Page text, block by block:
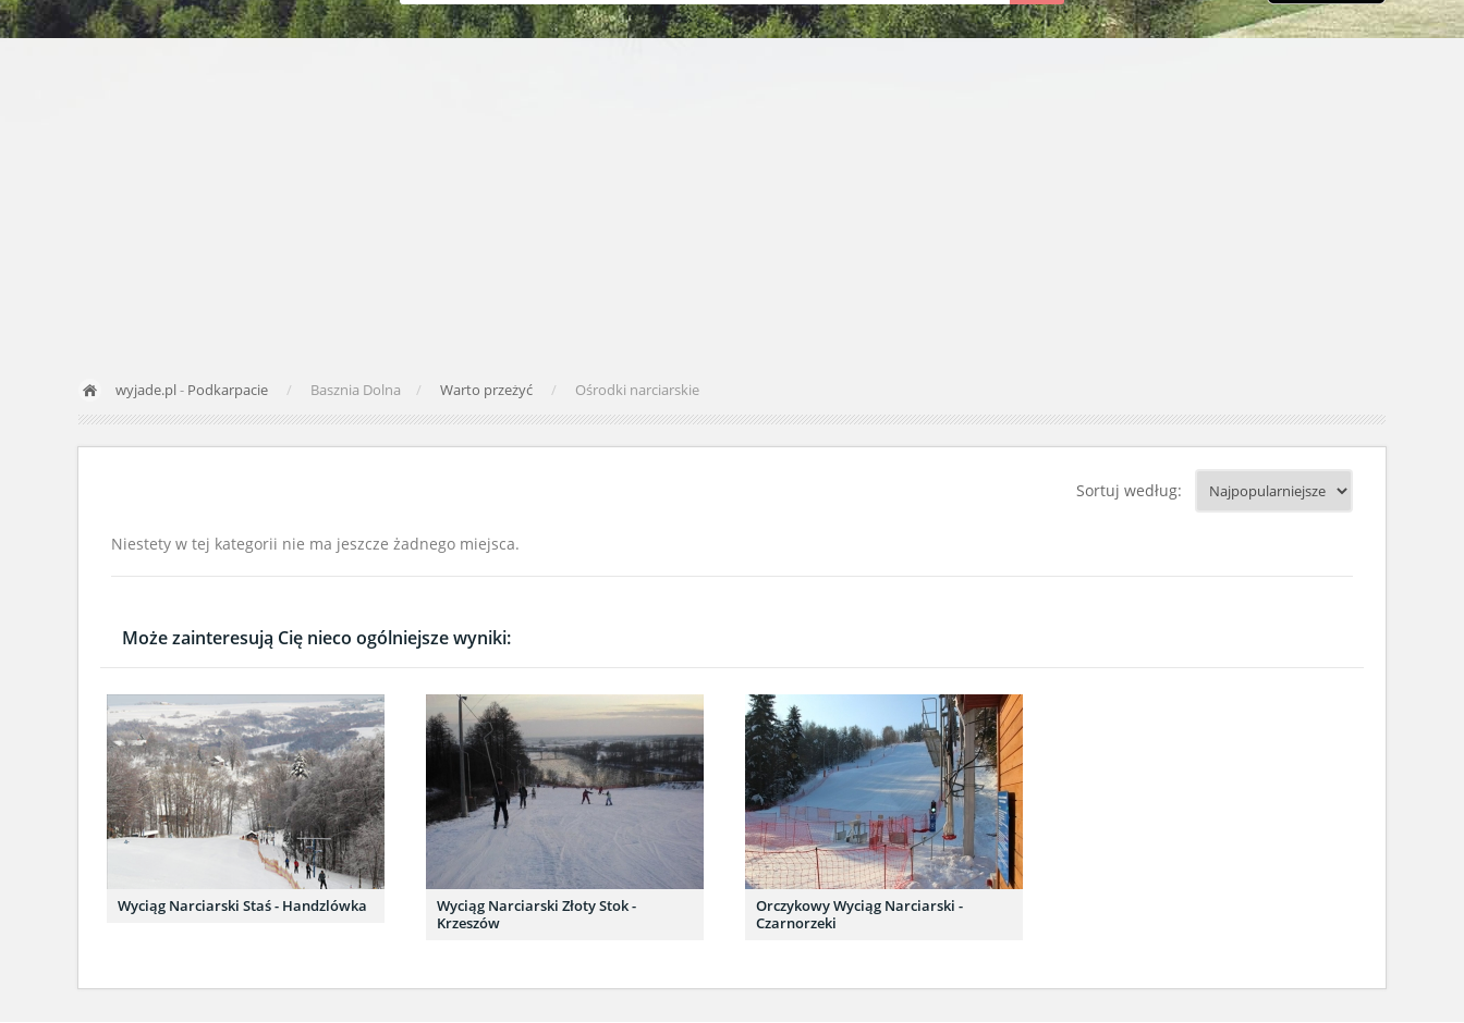
wyjade.pl- Podkarpacie Basznia Dolna Warto przeżyć Ośrodki narciarskie
Sortuj według:
Niestety w tej kategorii nie ma jeszcze żadnego miejsca.
Może zainteresują Cię nieco ogólniejsze wyniki:
Wyciąg Narciarski Staś - Handzlówka
Wyciąg Narciarski Złoty Stok -
Krzeszów
Orczykowy Wyciąg Narciarski -
Czarnorzeki